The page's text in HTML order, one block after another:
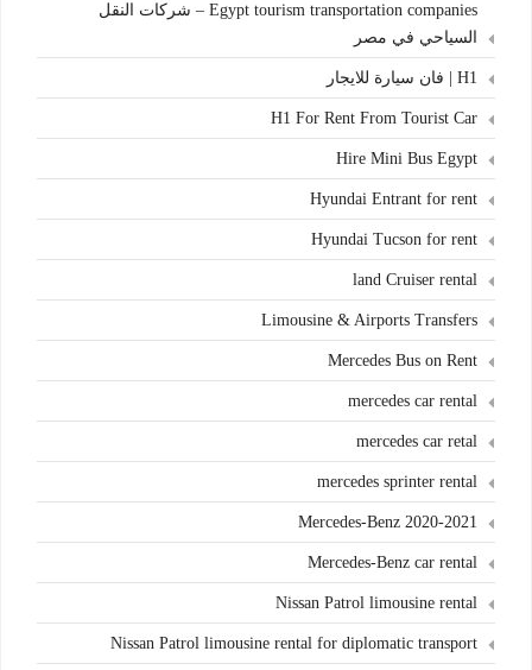
Egypt tourism transportation companies – شركات النقل
السياحي في مصر
H1 | فان سيارة للايجار
H1 For Rent From Tourist Car
Hire Mini Bus Egypt
Hyundai Entrant for rent
Hyundai Tucson for rent
land Cruiser rental
Limousine & Airports Transfers
Mercedes Bus on Rent
mercedes car rental
mercedes car retal
mercedes sprinter rental
Mercedes-Benz 2020-2021
Mercedes-Benz car rental
Nissan Patrol limousine rental
Nissan Patrol limousine rental for diplomatic transport